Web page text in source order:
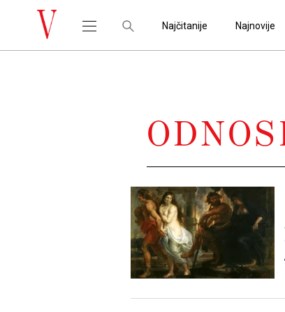
Najčitanije Najnovije